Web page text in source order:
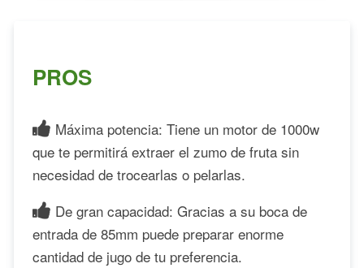
PROS
Máxima potencia: Tiene un motor de 1000w
que te permitirá extraer el zumo de fruta sin
necesidad de trocearlas o pelarlas.
De gran capacidad: Gracias a su boca de
entrada de 85mm puede preparar enorme
cantidad de jugo de tu preferencia.